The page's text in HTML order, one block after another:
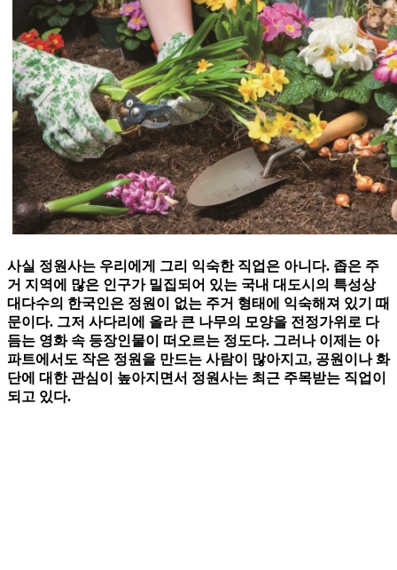
사실 정원사는 우리에게 그리 익숙한 직업은 아니다. 좁은 주
거 지역에 많은 인구가 밀집되어 있는 국내 대도시의 특성상
대다수의 한국인은 정원이 없는 주거 형태에 익숙해져 있기 때
문이다. 그저 사다리에 올라 큰 나무의 모양을 전정가위로 다
듬는 영화 속 등장인물이 떠오르는 정도다. 그러나 이제는 아
파트에서도 작은 정원을 만드는 사람이 많아지고, 공원이나 화
단에 대한 관심이 높아지면서 정원사는 최근 주목받는 직업이
되고 있다.